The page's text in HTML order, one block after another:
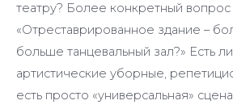
театру? Более конкретный вопрос
«Отреставрированное здание –
больше танцевальный зал?» Есть
артистические уборные,
есть просто «универсальная»